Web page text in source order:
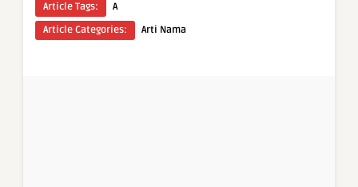
Article Tags:
A
Article Categories:
Arti Nama